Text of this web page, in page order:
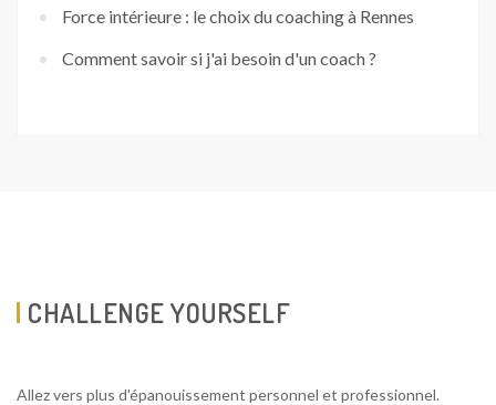
Force intérieure : le choix du coaching à Rennes
Comment savoir si j'ai besoin d'un coach ?
CHALLENGE YOURSELF
Allez vers plus d'épanouissement personnel et professionnel.